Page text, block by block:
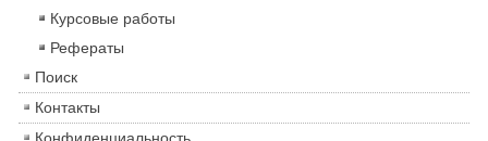
Курсовые работы
Рефераты
Поиск
Контакты